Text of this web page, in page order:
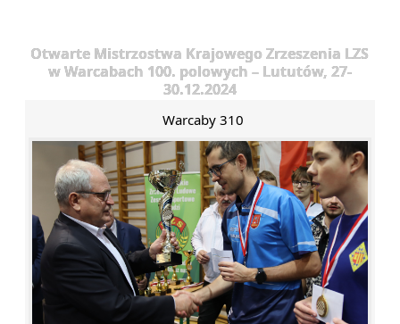
Otwarte Mistrzostwa Krajowego Zrzeszenia LZS
w Warcabach 100. polowych – Lututów, 27-
30.12.2024
Warcaby 310